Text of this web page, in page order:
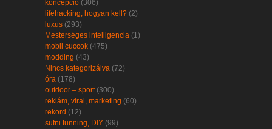
koncepció (306)
lifehacking, hogyan kell? (2)
luxus (293)
Mesterséges intelligencia (1)
mobil cuccok (475)
modding (43)
Nincs kategorizálva (72)
óra (178)
outdoor – sport(300)
reklám, viral, marketing (60)
rekord (12)
sufni tunning, DIY (99)